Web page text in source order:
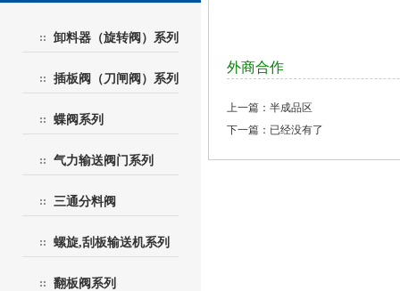
卸料器（旋转阀）系列
插板阀（刀闸阀）系列
蝶阀系列
气力输送阀门系列
三通分料阀
螺旋,刮板输送机系列
翻板阀系列
外商合作
上一篇：半成品区
下一篇：已经没有了